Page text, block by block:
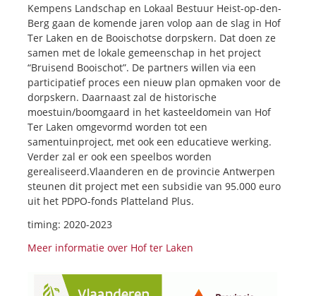
Kempens Landschap en Lokaal Bestuur Heist-op-den-
Berg gaan de komende jaren volop aan de slag in Hof
Ter Laken en de Booischotse dorpskern. Dat doen ze
samen met de lokale gemeenschap in het project
“Bruisend Booischot”. De partners willen via een
participatief proces een nieuw plan opmaken voor de
dorpskern. Daarnaast zal de historische
moestuin/boomgaard in het kasteeldomein van Hof
Ter Laken omgevormd worden tot een
samentuinproject, met ook een educatieve werking.
Verder zal er ook een speelbos worden
gerealiseerd.Vlaanderen en de provincie Antwerpen
steunen dit project met een subsidie van 95.000 euro
uit het PDPO-fonds Platteland Plus.
timing: 2020-2023
Meer informatie over Hof ter Laken